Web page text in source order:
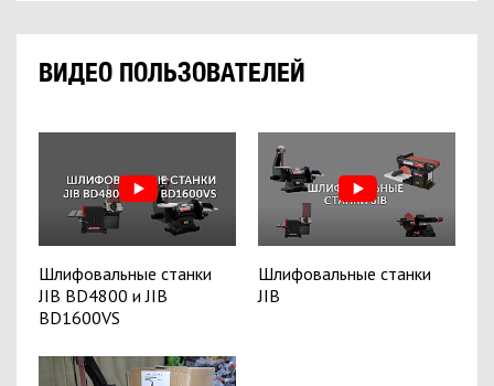
ВИДЕО ПОЛЬЗОВАТЕЛЕЙ
Шлифовальные станки
JIB BD4800 и JIB
BD1600VS
Шлифовальные станки
JIB